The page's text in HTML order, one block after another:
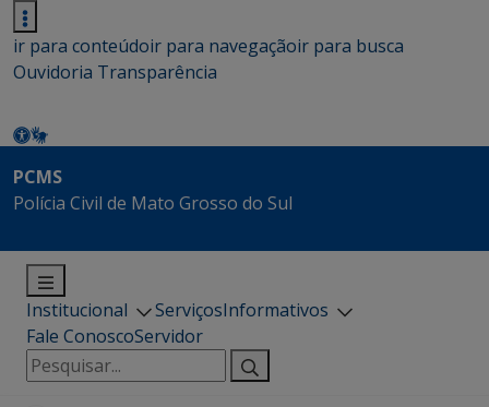
ir para conteúdoir para navegaçãoir para busca
Ouvidoria Transparência
PCMS
Polícia Civil de Mato Grosso do Sul
Institucional ServiçosInformativos
Fale ConoscoServidor
Pesquisar
por: